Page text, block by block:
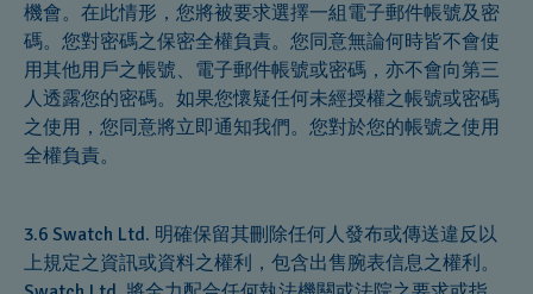
機會。在此情形，您將被要求選擇一組電子郵件帳號及密
碼。您對密碼之保密全權負責。您同意無論何時皆不會使
用其他用戶之帳號、電子郵件帳號或密碼，亦不會向第三
人透露您的密碼。如果您懷疑任何未經授權之帳號或密碼
之使用，您同意將立即通知我們。您對於您的帳號之使用
全權負責。
3.6 Swatch Ltd. 明確保留其刪除任何人發布或傳送違反以
上規定之資訊或資料之權利，包含出售腕表信息之權利。